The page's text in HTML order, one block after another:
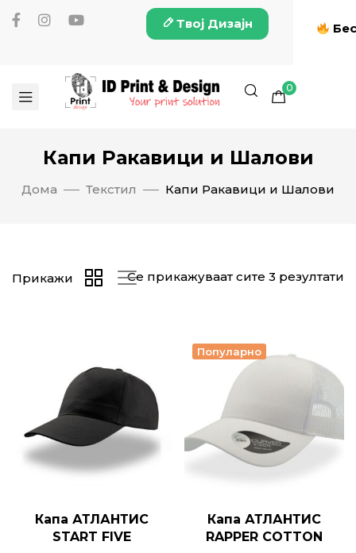
Твој Дизајн
0
Капи Ракавици и Шалови
Дома Текстил Капи Ракавици и Шалови
Се прикажуваат сите 3 резултати
Прикажи
Капа АТЛАНТИС
START FIVE
Популарно
Капа АТЛАНТИС
RAPPER COTTON